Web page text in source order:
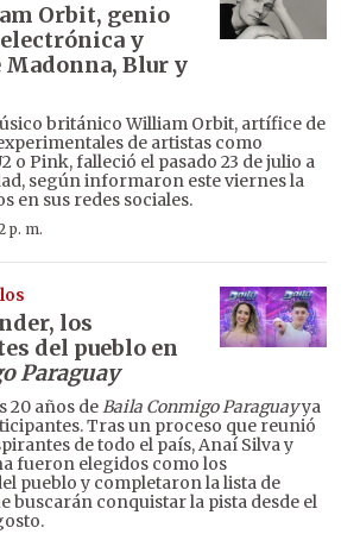
Orbit, genio
y
Blur y
británico William Orbit, artífice de
de artistas como
o Pink, falleció el pasado 23 de julio a
según informaron este viernes la
en sus redes sociales.
p. m.
los
del pueblo en
Paraguay
20 años deBaila Conmigo Paraguayya
Tras un proceso que reunió
de todo el país, Anaí Silva y
fueron elegidos como los
pueblo y completaron la lista de
buscarán conquistar la pista desde el